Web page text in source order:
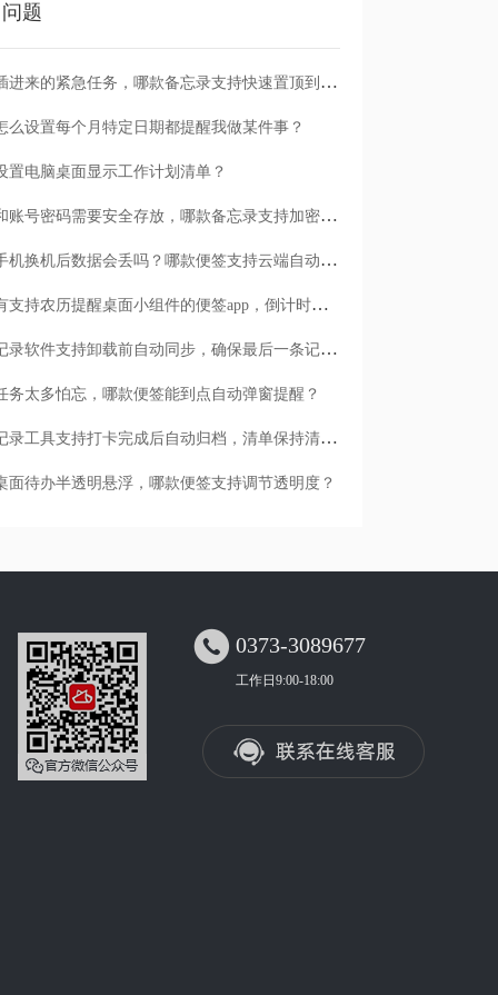
题
临时插进来的紧急任务，哪款备忘录支持快速置顶到清单首位？
么设置每个月特定日期都提醒我做某件事？
置电脑桌面显示工作计划清单？
日记和账号密码需要安全存放，哪款备忘录支持加密保护？
安卓手机换机后数据会丢吗？哪款便签支持云端自动备份？
有没有支持农历提醒桌面小组件的便签app，倒计时一目了然
哪款记录软件支持卸载前自动同步，确保最后一条记录不丢失？
务太多怕忘，哪款便签能到点自动弹窗提醒？
哪款记录工具支持打卡完成后自动归档，清单保持清爽？
面待办半透明悬浮，哪款便签支持调节透明度？
 0373-3089677
工作日9:00-18:00